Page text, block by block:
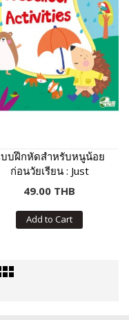
บฝึกหัดสำหรับหนูน้อย
ก่อนวัยเรียน : Just
Preschool Activities
49.00 THB
Add to Cart